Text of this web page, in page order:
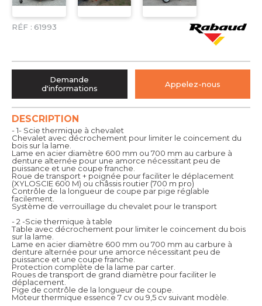
RÉF : 61993
DESCRIPTION
- 1- Scie thermique à chevalet
Chevalet avec décrochement pour limiter le coincement du
bois sur la lame.
Lame en acier diamètre 600 mm ou 700 mm au carbure à
denture alternée pour une amorce nécessitant peu de
puissance et une coupe franche.
Roue de transport + poignée pour faciliter le déplacement
(XYLOSCIE 600 M) ou châssis routier (700 m pro)
Contrôle de la longueur de coupe par pige réglable
facilement.
Système de verrouillage du chevalet pour le transport
- 2 -Scie thermique à table
Table avec décrochement pour limiter le coincement du bois
sur la lame.
Lame en acier diamètre 600 mm ou 700 mm au carbure à
denture alternée pour une amorce nécessitant peu de
puissance et une coupe franche.
Protection complète de la lame par carter.
Roues de transport de grand diamètre pour faciliter le
déplacement.
Pige de contrôle de la longueur de coupe.
Moteur thermique essence 7 cv ou 9,5 cv suivant modèle.
Demande
d'informations
Appelez-nous